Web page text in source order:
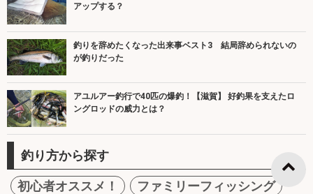
アップする？
釣りを辞めたくなった出来事ベスト3 結局辞められないの
が釣りだった
アユルアー釣行で40匹の爆釣！【滋賀】 好釣果を支えたロ
ングロッドの威力とは？
釣り方から探す
初心者オススメ！ ファミリーフィッシング